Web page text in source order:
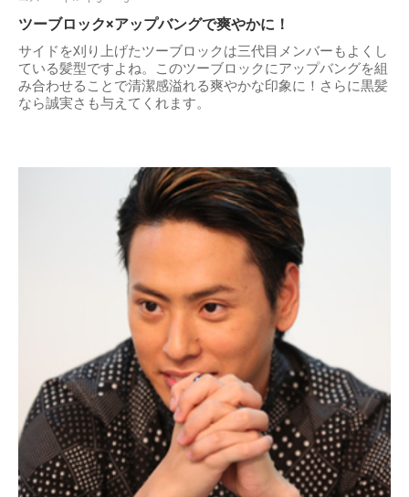
ツーブロック×アップバングで爽やかに！
サイドを刈り上げたツーブロックは三代目メンバーもよくし
ている髪型ですよね。このツーブロックにアップバングを組
み合わせることで清潔感溢れる爽やかな印象に！さらに黒髪
なら誠実さも与えてくれます。